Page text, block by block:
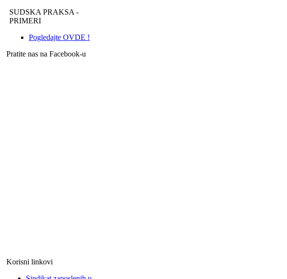
SUDSKA PRAKSA -
PRIMERI
Pogledajte OVDE !
Pratite nas na Facebook-u
Korisni linkovi